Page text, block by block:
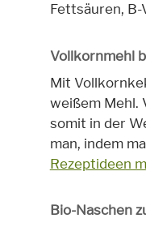
Fettsäuren,
Vollkornmehl
Mit
weißem Mehl.
somit in der
man, indem
Rezeptideen
Bio-Naschen